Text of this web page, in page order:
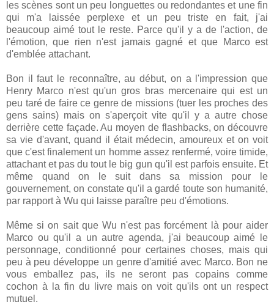
les scènes sont un peu longuettes ou redondantes et une fin
qui m'a laissée perplexe et un peu triste en fait, j'ai
beaucoup aimé tout le reste. Parce qu'il y a de l'action, de
l'émotion, que rien n'est jamais gagné et que Marco est
d'emblée attachant.
Bon il faut le reconnaître, au début, on a l'impression que
Henry Marco n'est qu'un gros bras mercenaire qui est un
peu taré de faire ce genre de missions (tuer les proches des
gens sains) mais on s'aperçoit vite qu'il y a autre chose
derrière cette façade. Au moyen de flashbacks, on découvre
sa vie d'avant, quand il était médecin, amoureux et on voit
que c'est finalement un homme assez renfermé, voire timide,
attachant et pas du tout le big gun qu'il est parfois ensuite. Et
même quand on le suit dans sa mission pour le
gouvernement, on constate qu'il a gardé toute son humanité,
par rapport à Wu qui laisse paraître peu d'émotions.
Même si on sait que Wu n'est pas forcément là pour aider
Marco ou qu'il a un autre agenda, j'ai beaucoup aimé le
personnage, conditionné pour certaines choses, mais qui
peu à peu développe un genre d'amitié avec Marco. Bon ne
vous emballez pas, ils ne seront pas copains comme
cochon à la fin du livre mais on voit qu'ils ont un respect
mutuel.